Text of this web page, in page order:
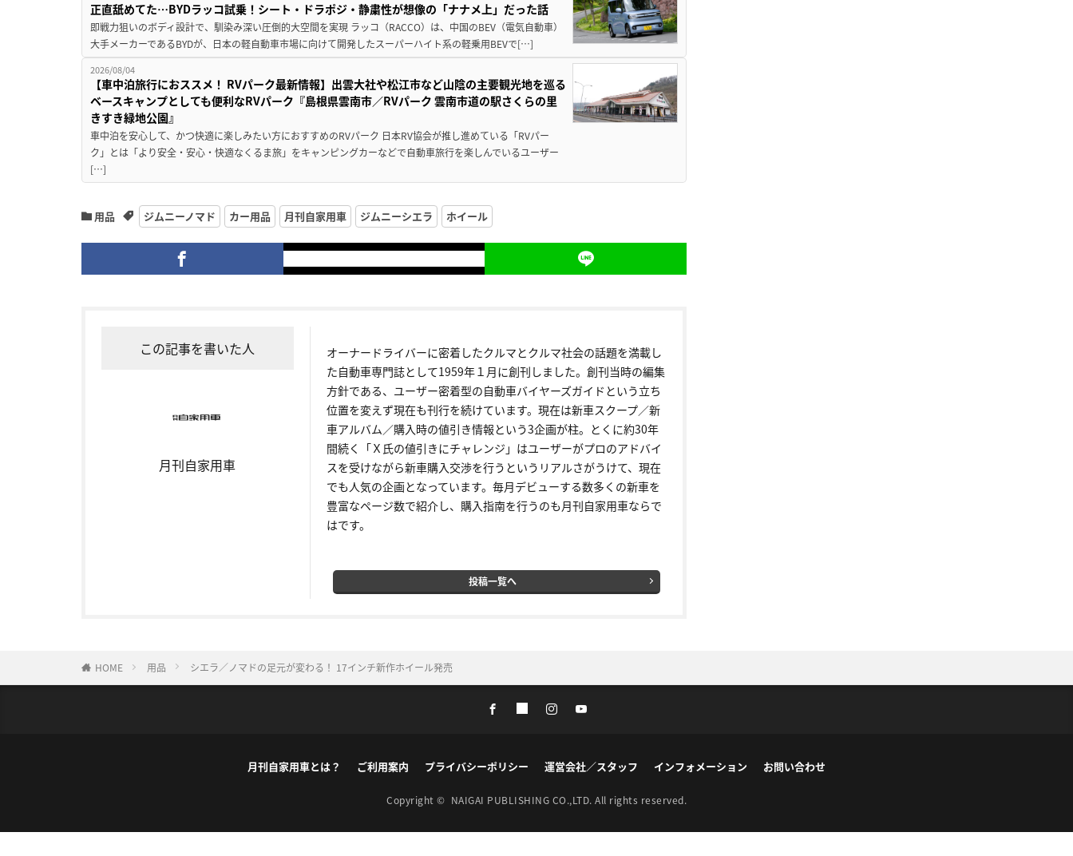
正直舐めてた…BYDラッコ試乗！シート・ドラポジ・静粛性が想像の「ナナメ上」だった話
即戦力狙いのボディ設計で、馴染み深い圧倒的大空間を実現 ラッコ（RACCO）は、中国のBEV（電気自動車）
大手メーカーであるBYDが、日本の軽自動車市場に向けて開発したスーパーハイト系の軽乗用BEVで[…]
2026/08/04
【車中泊旅行におススメ！ RVパーク最新情報】出雲大社や松江市など山陰の主要観光地を巡る
ベースキャンプとしても便利なRVパーク『島根県雲南市／RVパーク 雲南市道の駅さくらの里
きすき緑地公園』
車中泊を安心して、かつ快適に楽しみたい方におすすめのRVパーク 日本RV協会が推し進めている「RVパー
ク」とは「より安全・安心・快適なくるま旅」をキャンピングカーなどで自動車旅行を楽しんでいるユーザー
[…]
用品 ジムニーノマド カー用品 月刊自家用車 ジムニーシエラ ホイール
この記事を書いた人
月刊自家用車
オーナードライバーに密着したクルマとクルマ社会の話題を満載し
た自動車専門誌として1959年１月に創刊しました。創刊当時の編集
方針である、ユーザー密着型の自動車バイヤーズガイドという立ち
位置を変えず現在も刊行を続けています。現在は新車スクープ／新
車アルバム／購入時の値引き情報という3企画が柱。とくに約30年
間続く「Ｘ氏の値引きにチャレンジ」はユーザーがプロのアドバイ
スを受けながら新車購入交渉を行うというリアルさがうけて、現在
でも人気の企画となっています。毎月デビューする数多くの新車を
豊富なページ数で紹介し、購入指南を行うのも月刊自家用車ならで
はです。
投稿一覧へ
HOME 用品 シエラ／ノマドの足元が変わる！ 17インチ新作ホイール発売
月刊自家用車とは？ ご利用案内 プライバシーポリシー 運営会社／スタッフ インフォメーション お問い合わせ
Copyright © NAIGAI PUBLISHING CO.,LTD. All rights reserved.